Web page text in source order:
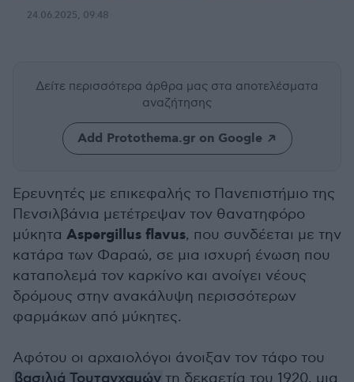
24.06.2025, 09:48
Δείτε περισσότερα άρθρα μας στα αποτελέσματα
αναζήτησης
Add Protothema.gr on Google
Ερευνητές με επικεφαλής το Πανεπιστήμιο της
Πενσιλβάνια μετέτρεψαν τον θανατηφόρο
μύκητα Aspergillus flavus, που συνδέεται με την
κατάρα των Φαραώ, σε μια ισχυρή ένωση που
καταπολεμά τον καρκίνο και ανοίγει νέους
δρόμους στην ανακάλυψη περισσότερων
φαρμάκων από μύκητες.
Αφότου οι αρχαιολόγοι άνοιξαν τον τάφο του
τη δεκαετία του 1920, μια